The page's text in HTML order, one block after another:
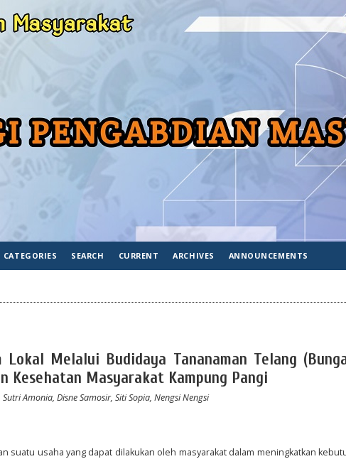
CATEGORIES SEARCH CURRENT ARCHIVES ANNOUNCEMENTS
Lokal Melalui Budidaya Tananaman Telang
Kesehatan Masyarakat Kampung Pangi
Amonia, Disne Samosir, Siti Sopia, Nengsi Nengsi
suatu usaha yang dapat dilakukan oleh masyarakat dalam meningkatkan